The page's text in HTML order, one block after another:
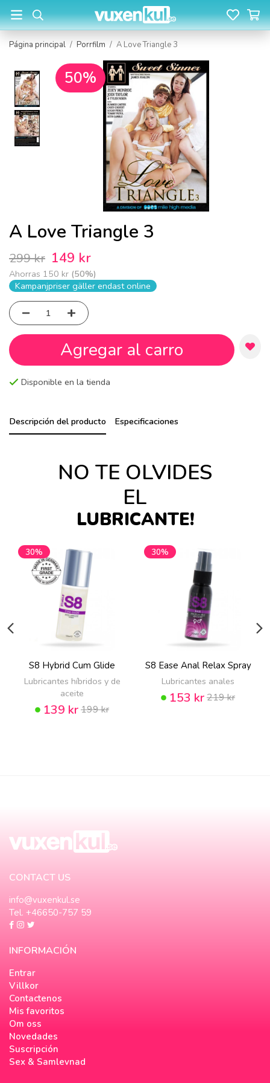
Página principal / Porrfilm / A Love Triangle 3
50%
A Love Triangle 3
299 kr 149 kr
Ahorras 150 kr (50%)
Kampanjpriser gäller endast online
Agregar al carro
Disponible en la tienda
Descripción del producto Especificaciones
NO TE OLVIDES
EL
LUBRICANTE!
30%
S8 Hybrid Cum Glide
Lubricantes híbridos y de
aceite
139 kr199 kr
30%
S8 Ease Anal Relax Spray
Lubricantes anales
153 kr219 kr
CONTACT US
info@vuxenkul.se
Tel. +46650-757 59
INFORMACIÓN
Entrar
Villkor
Contactenos
Mis favoritos
Om oss
Novedades
Suscripción
Sex & Samlevnad